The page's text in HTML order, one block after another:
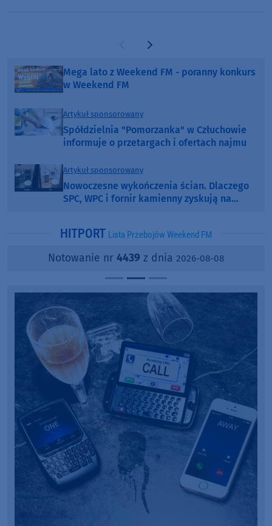
Poprzednia strona
Następna strona
Mega lato z Weekend FM - poranny konkurs
w Weekend FM
Artykuł sponsorowany
Spółdzielnia "Pomorzanka" w Człuchowie
informuje o przetargach i ofertach najmu
Artykuł sponsorowany
Nowoczesne wykończenia ścian. Dlaczego
SPC, WPC i fornir kamienny zyskują na
HITPORT Lista Przebojów Weekend FM
Notowanie nr 4439 z dnia 2026-08-08